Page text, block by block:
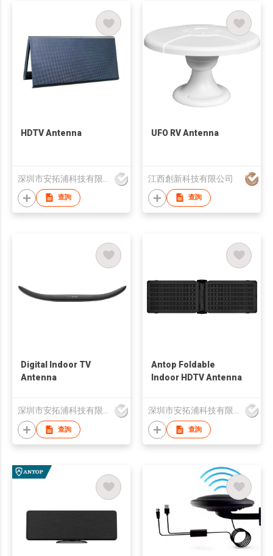
HDTV Antenna
查詢
UFO RV Antenna
江西創新科技有限公司
查詢
Digital Indoor TV
Antenna
查詢
Antop Foldable
Indoor HDTV Antenna
查詢